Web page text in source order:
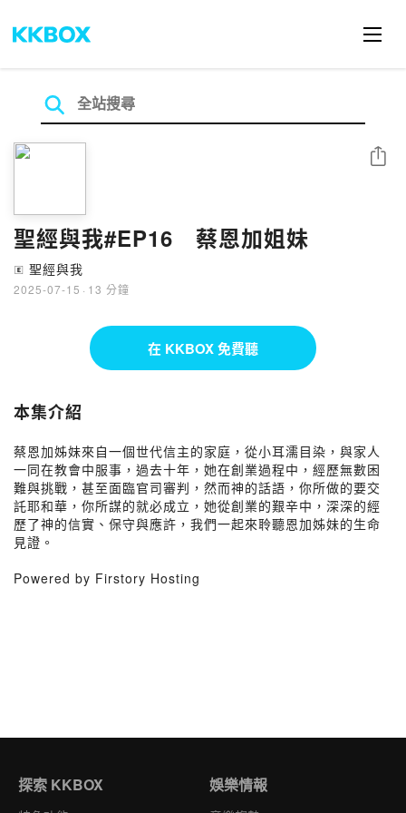
聖經與我#EP16 蔡恩加姐妹
🄴 聖經與我
2025-07-15 · 13 分鐘
分享
在 KKBOX 免費聽
本集介紹
蔡恩加姊妹來自一個世代信主的家庭，從小耳濡目染，與家人
一同在教會中服事，過去十年，她在創業過程中，經歷無數困
難與挑戰，甚至面臨官司審判，然而神的話語，你所做的要交
託耶和華，你所謀的就必成立，她從創業的艱辛中，深深的經
歷了神的信實、保守與應許，我們一起來聆聽恩加姊妹的生命
見證。
Powered by Firstory Hosting
探索 KKBOX 娛樂情報